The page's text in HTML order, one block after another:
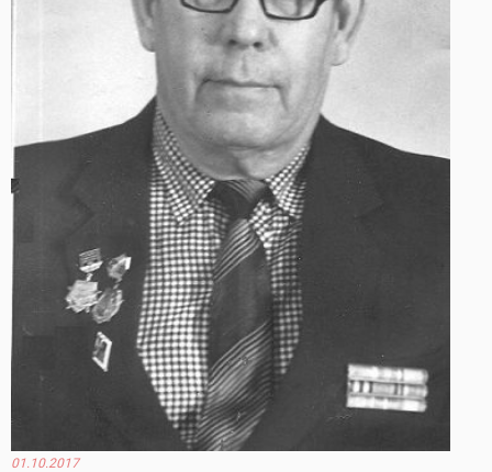
01.10.2017